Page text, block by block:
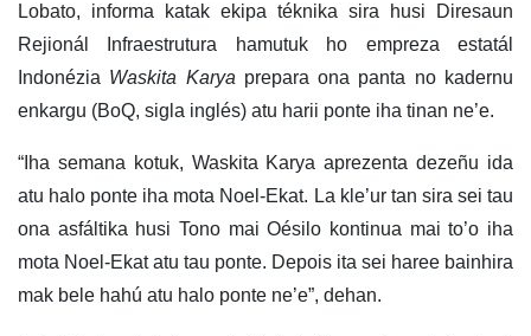
Lobato, informa katak ekipa téknika sira husi Diresaun
Rejionál Infraestrutura hamutuk ho empreza estatál
Indonézia Waskita Karya prepara ona panta no kadernu
enkargu (BoQ, sigla inglés) atu harii ponte iha tinan ne’e.
“Iha semana kotuk, Waskita Karya aprezenta dezeñu ida
atu halo ponte iha mota Noel-Ekat. La kle’ur tan sira sei tau
ona asfáltika husi Tono mai Oésilo kontinua mai to’o iha
mota Noel-Ekat atu tau ponte. Depois ita sei haree bainhira
mak bele hahú atu halo ponte ne’e”, dehan.